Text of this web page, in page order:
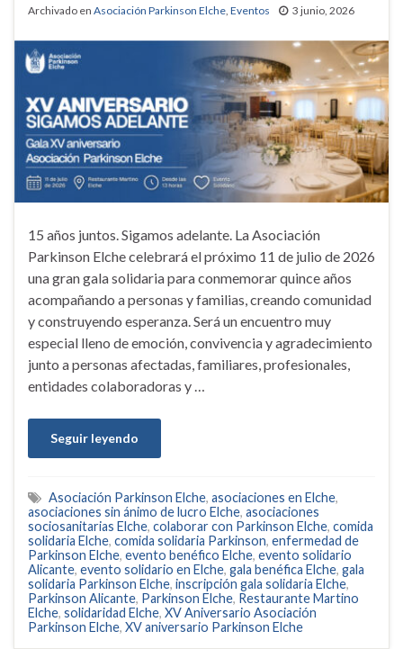
Archivado en Asociación Parkinson Elche, Eventos 3 junio, 2026
15 años juntos. Sigamos adelante. La Asociación
Parkinson Elche celebrará el próximo 11 de julio de 2026
una gran gala solidaria para conmemorar quince años
acompañando a personas y familias, creando comunidad
y construyendo esperanza. Será un encuentro muy
especial lleno de emoción, convivencia y agradecimiento
junto a personas afectadas, familiares, profesionales,
entidades colaboradoras y …
Seguir leyendo
Asociación Parkinson Elche, asociaciones en Elche,
asociaciones sin ánimo de lucro Elche, asociaciones
sociosanitarias Elche, colaborar con Parkinson Elche, comida
solidaria Elche, comida solidaria Parkinson, enfermedad de
Parkinson Elche, evento benéfico Elche, evento solidario
Alicante, evento solidario en Elche, gala benéfica Elche, gala
solidaria Parkinson Elche, inscripción gala solidaria Elche,
Parkinson Alicante, Parkinson Elche, Restaurante Martino
Elche, solidaridad Elche, XV Aniversario Asociación
Parkinson Elche, XV aniversario Parkinson Elche